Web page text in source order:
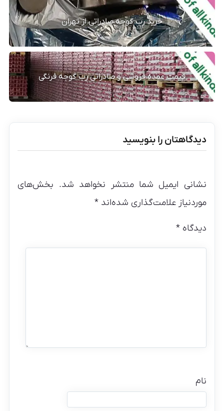
خرید رب گوجه صادراتی از تهران
قیمت عمده فروشی و صادراتی رب گوجه فرنگی
دیدگاهتان را بنویسید
نشانی ایمیل شما منتشر نخواهد شد. بخش‌های
موردنیاز علامت‌گذاری شده‌اند*
دیدگاه*
نام